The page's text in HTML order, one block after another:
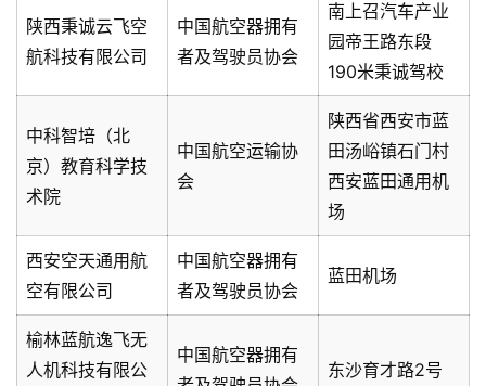
陕西秉诚云飞空
航科技有限公司
中国航空器拥有
者及驾驶员协会
南上召汽车产业
园帝王路东段
190米秉诚驾校
中科智培（北
京）教育科学技
术院
中国航空运输协
会
陕西省西安市蓝
田汤峪镇石门村
西安蓝田通用机
场
西安空天通用航
空有限公司
中国航空器拥有
者及驾驶员协会
蓝田机场
榆林蓝航逸飞无
人机科技有限公
中国航空器拥有
东沙育才路2号